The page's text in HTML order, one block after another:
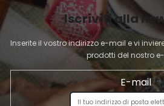
N
A
Iscriviti alla
Inserite il vostro indirizzo e-mail e vi
prodotti del nostro
E-mail